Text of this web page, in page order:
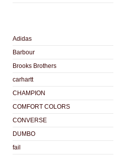
Adidas
Barbour
Brooks Brothers
carhartt
CHAMPION
COMFORT COLORS
CONVERSE
DUMBO
fail